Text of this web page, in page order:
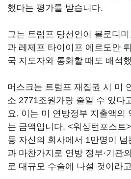
했다는 평가를 받습니다.
그는 트럼프 당선인이 볼로디
과 레제프 타이이프 에르도안
국 지도자와 통화할 때도 배석
머스크는 트럼프 재집권 시 미
소 2771조원가량 줄일 수 있다
요. 이는 미 연방정부 지출액의
는 금액입니다. <워싱턴포스트
등 자신의 회사에서 1만명이
과 마찬가지로 연방 정부·기관
로 대규모 수술에 나설 것이라